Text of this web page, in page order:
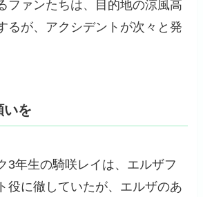
ファンたちは、目的地の涼風高
るが、アクシデントが次々と発
いを
3年生の騎咲レイは、エルザフ
役に徹していたが、エルザのあ